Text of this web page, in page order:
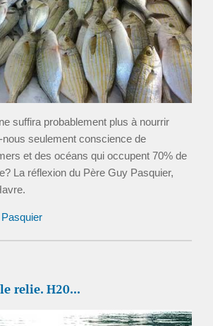
suffira probablement plus à nourrir
nous seulement conscience de
et des océans qui occupent 70% de
La réflexion du Père Guy Pasquier,
relie. H20...